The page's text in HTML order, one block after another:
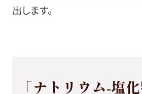
出します。
「ナトリウム-塩